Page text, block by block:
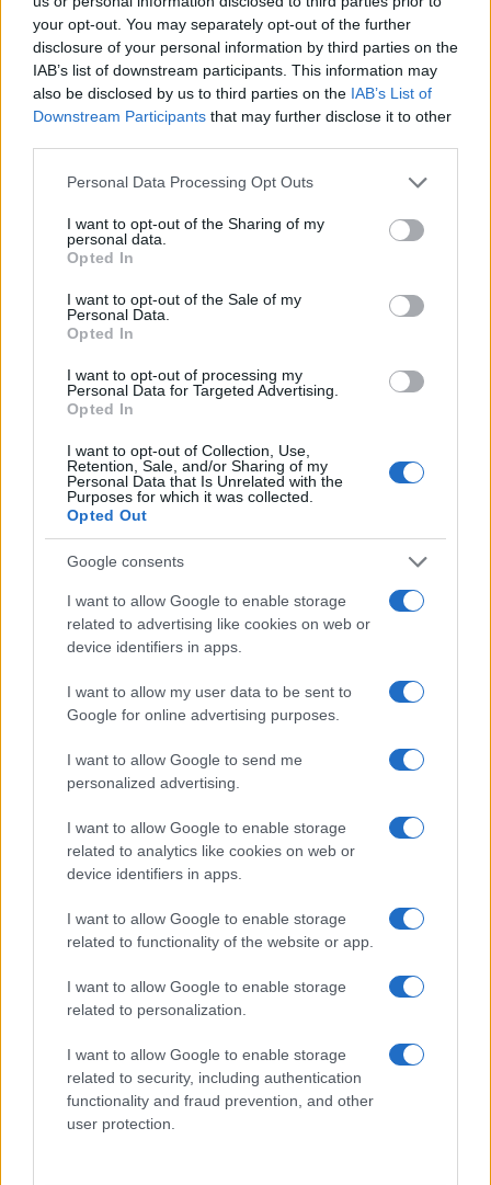
your opt-out. You may separately opt-out of the further
disclosure of your personal information by third parties on the
IAB’s list of downstream participants. This information may
also be disclosed by us to third parties on the IAB’s List of
Downstream Participants that may further disclose it to other
Please note that this website/app uses one or more Google
not limited to your visit or usage behaviour. You may click to
grant or deny consent to Google and its third-party tags to
use your data for below specified purposes in below Google
consent section.
Personal Data Processing Opt Outs
I want to opt-out of the Sharing of my
personal data.
Opted In
I want to opt-out of the Sale of my
Personal Data.
Opted In
I want to opt-out of processing my
Personal Data for Targeted Advertising.
Opted In
I want to opt-out of Collection, Use,
Retention, Sale, and/or Sharing of my
Personal Data that Is Unrelated with the
Purposes for which it was collected.
Opted Out
Google consents
I want to allow Google to enable storage
related to advertising like cookies on web or
device identifiers in apps.
I want to allow my user data to be sent to
Google for online advertising purposes.
I want to allow Google to send me
personalized advertising.
I want to allow Google to enable storage
related to analytics like cookies on web or
device identifiers in apps.
I want to allow Google to enable storage
related to functionality of the website or app.
I want to allow Google to enable storage
related to personalization.
I want to allow Google to enable storage
related to security, including authentication
functionality and fraud prevention, and other
user protection.
Sei già abbonato?
Puoi effettuare l'accesso andando nella
sezioneLogindal menù del sito o
cliccandoqui
TEMI: Carabinieri Olbia
i tuoi video e le tue foto
Su WhatsApp al numero +39
Notizie in tempo reale?
Entra nel canale telegram di
Ricevi le nostre ultime news
da Google News
Condividi l'articolo
F
a
ce
b
o
o
k
T
w
it
te
r
Pi
n
te
re
st
W
h
at
s
A
p
p
S
h
a
Articolo precedente
Prossimo articolo
NOTIZIE RECENTI